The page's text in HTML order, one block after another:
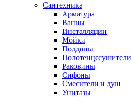
Сантехника
Арматура
Ванны
Инсталляции
Мойки
Поддоны
Полотенцесушители
Раковины
Сифоны
Смесители и душ
Унитазы